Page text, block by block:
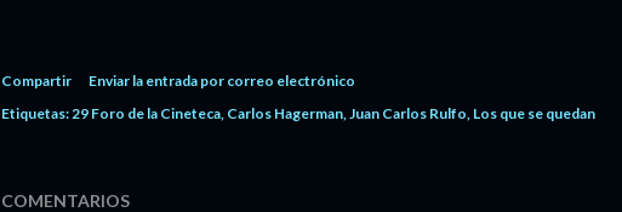
Compartir
Enviar la entrada por correo electrónico
Etiquetas:29 Foro de la Cineteca Carlos Hagerman Juan Carlos Rulfo Los que se quedan
COMENTARIOS